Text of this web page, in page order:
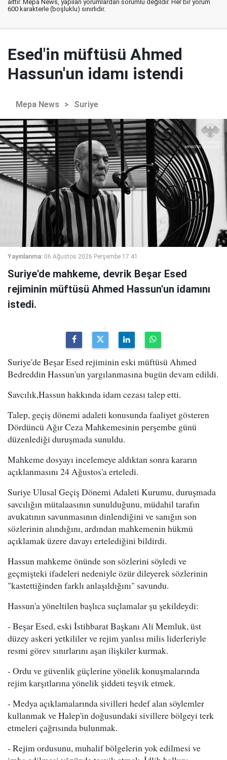
aittir. Mepa News, yapılan yorumlardan sorumlu değildir. Her bir yorum
600 karakterle (boşluklu) sınırlıdır.
Esed'in müftüsü Ahmed
Hassun'un idamı istendi
Mepa News > Suriye
Yayınlanma: 06 Ağustos 2026 Perşembe 17:41
Suriye'de mahkeme, devrik Beşar Esed
rejiminin müftüsü Ahmed Hassun'un idamını
istedi.
Suriye'de Beşar Esed rejiminin eski müftüsü Ahmed
Bedreddin Hassun'un yargılanmasına bugün devam edildi.
Savcılık,Hassun hakkında idam cezası talep etti.
Talep, geçiş dönemi adaleti konusunda faaliyet gösteren
Dördüncü Ağır Ceza Mahkemesinin perşembe günü
düzenlediği duruşmada sunuldu.
Mahkeme dosyayı incelemeye aldıktan sonra kararın
açıklanmasını 24 Ağustos'a erteledi.
Suriye Ulusal Geçiş Dönemi Adaleti Kurumu, duruşmada
savcılığın mütalaasının sunulduğunu, müdahil tarafın
avukatının savunmasının dinlendiğini ve sanığın son
sözlerinin alındığını, ardından mahkemenin hükmü
açıklamak üzere davayı ertelediğini bildirdi.
Hassun mahkeme önünde son sözlerini söyledi ve
geçmişteki ifadeleri nedeniyle özür dileyerek sözlerinin
"kastettiğinden farklı anlaşıldığını" savundu.
Hassun'a yöneltilen başlıca suçlamalar şu şekildeydi:
- Beşar Esed, eski İstihbarat Başkanı Ali Memluk, üst
düzey askeri yetkililer ve rejim yanlısı milis liderleriyle
resmi görev sınırlarını aşan ilişkiler kurmak.
- Ordu ve güvenlik güçlerine yönelik konuşmalarında
rejim karşıtlarına yönelik şiddeti teşvik etmek.
- Medya açıklamalarında sivilleri hedef alan söylemler
kullanmak ve Halep'in doğusundaki sivillere bölgeyi terk
etmeleri çağrısında bulunmak.
- Rejim ordusunu, muhalif bölgelerin yok edilmesi ve